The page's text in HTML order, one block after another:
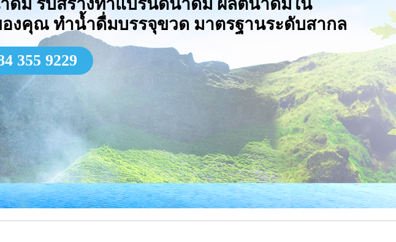
ดื่ม รับสร้างทำแบรนด์น้ำดื่ม ผลิตน้ำดื่มใน
งคุณ ทำน้ำดื่มบรรจุขวด มาตรฐานระดับสากล
355 9229